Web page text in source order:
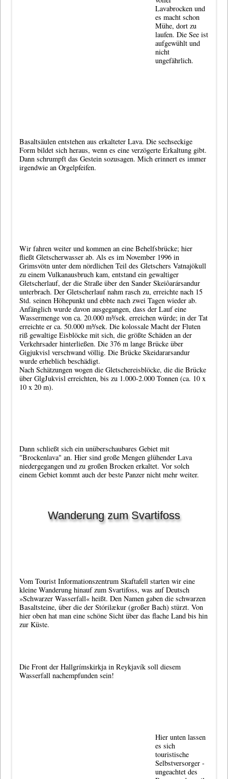
Lavabrocken und
es macht schon
Mühe, dort zu
laufen. Die See ist
aufgewühlt und
nicht
ungefährlich.
Basaltsäulen entstehen aus erkalteter Lava. Die sechseckige
Form bildet sich heraus, wenn es eine verzögerte Erkaltung gibt.
Dann schrumpft das Gestein sozusagen. Mich erinnert es immer
irgendwie an Orgelpfeifen.
Wir fahren weiter und kommen an eine Behelfsbrücke; hier
fließt Gletscherwasser ab. Als es im November 1996 in
Grimsvötn unter dem nördlichen Teil des Gletschers Vatnajökull
zu einem Vulkanausbruch kam, entstand ein gewaltiger
Gletscherlauf, der die Straße über den Sander Skeiôarársandur
unterbrach. Der Gletscherlauf nahm rasch zu, erreichte nach 15
Std. seinen Höhepunkt und ebbte nach zwei Tagen wieder ab.
Anfänglich wurde davon ausgegangen, dass der Lauf eine
Wassermenge von ca. 20.000 m³/sek. erreichen würde; in der Tat
erreichte er ca. 50.000 m³/sek. Die kolossale Macht der Fluten
riß gewaltige Eisblöcke mit sich, die größte Schäden an der
Verkehrsader hinterließen. Die 376 m lange Brücke über
Gigjukvisl verschwand völlig. Die Brücke Skeidararsandur
wurde erheblich beschädigt.
Nach Schätzungen wogen die Gletschereisblöcke, die die Brücke
über GlgJukvisl erreichten, bis zu 1.000-2.000 Tonnen (ca. 10 x
10 x 20 m).
Dann schließt sich ein unüberschaubares Gebiet mit
"Brockenlava" an. Hier sind große Mengen glühender Lava
niedergegangen und zu großen Brocken erkaltet. Vor solch
einem Gebiet kommt auch der beste Panzer nicht mehr weiter.
Wanderung zum Svartifoss
Vom Tourist Informationszentrum Skaftafell starten wir eine
kleine Wanderung hinauf zum Svartifoss, was auf Deutsch
»Schwarzer Wasserfall« heißt. Den Namen gaben die schwarzen
Basaltsteine, über die der Stórilækur (großer Bach) stürzt. Von
hier oben hat man eine schöne Sicht über das flache Land bis hin
zur Küste.
Die Front derHallgrímskirkja in Reykjavík soll diesem
Wasserfall nachempfunden sein!
Hier unten lassen
es sich
touristische
Selbstversorger -
ungeachtet des